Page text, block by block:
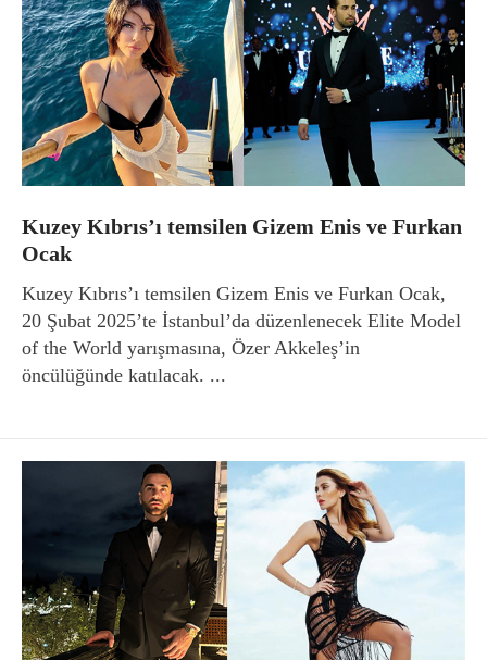
Kuzey Kıbrıs’ı temsilen Gizem Enis ve Furkan
Ocak
Kuzey Kıbrıs’ı temsilen Gizem Enis ve Furkan Ocak,
20 Şubat 2025’te İstanbul’da düzenlenecek Elite Model
of the World yarışmasına, Özer Akkeleş’in
öncülüğünde katılacak. ...